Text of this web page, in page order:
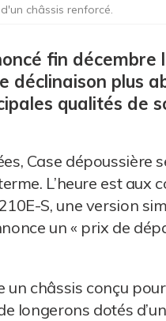
châssis renforcé.
fin décembre
déclinaison plus
qualités de
Case dépoussière
L’heure est
S, une version
un « prix de
un châssis conçu
longerons dotés